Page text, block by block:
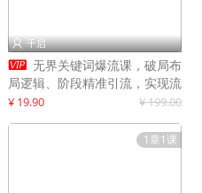
 千启
 无界关键词爆流课，破局布
局逻辑、阶段精准引流，实现流
量翻倍，店铺业绩增长50%+
¥ 19.90 ¥ 199.00
1章1课